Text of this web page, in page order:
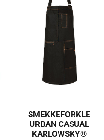
SMEKKEFORKLE
URBAN CASUAL
KARLOWSKY®